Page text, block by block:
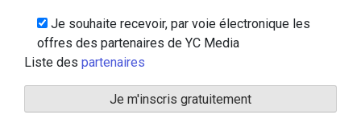
Je souhaite recevoir, par voie électronique les
offres des partenaires de YC Media
Liste des partenaires